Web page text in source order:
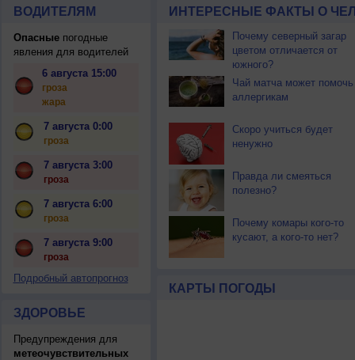
ВОДИТЕЛЯМ
Опасныепогодные
явления для водителей
6 августа 15:00
гроза
жара
7 августа 0:00
гроза
7 августа 3:00
гроза
7 августа 6:00
гроза
7 августа 9:00
гроза
Подробный автопрогноз
ЗДОРОВЬЕ
Предупреждения для
метеочувствительных
ИНТЕРЕСНЫЕ ФАКТЫ О
Почему северный загар
цветом отличается от
южного?
Чай матча может помочь
аллергикам
Скоро учиться будет
ненужно
Правда ли смеяться
полезно?
Почему комары кого-то
кусают, а кого-то нет?
КАРТЫ ПОГОДЫ